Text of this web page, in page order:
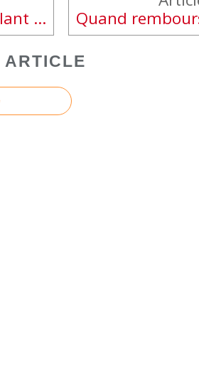
Jurisprudences annulant décisions Conseils de discipline
ARTICLE